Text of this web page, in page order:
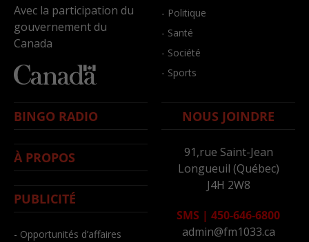
Avec la participation du
gouvernement du
Canada
- Politique
- Santé
- Société
- Sports
BINGO RADIO
À PROPOS
PUBLICITÉ
- Opportunités d’affaires
NOUS JOINDRE
91,rue Saint-Jean
Longueuil (Québec)
J4H 2W8
SMS | 450-646-6800
admin@fm1033.ca